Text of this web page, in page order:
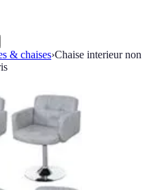
& chaises›Chaise interieur non